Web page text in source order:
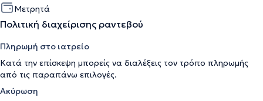
Μετρητά
Πολιτική διαχείρισης ραντεβού
Πληρωμή στο ιατρείο
Κατά την επίσκεψη μπορείς να διαλέξεις τον τρόπο πληρωμής
από τις παραπάνω επιλογές.
Ακύρωση